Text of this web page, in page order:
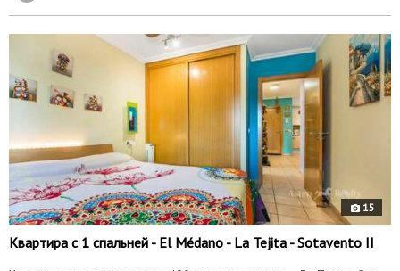
15
Квартира с 1 спальней - El Médano - La Tejita - Sotavento II